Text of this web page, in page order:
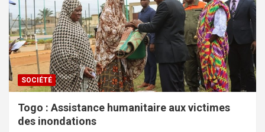
SOCIÉTÉ
Togo : Assistance humanitaire aux victimes
des inondations